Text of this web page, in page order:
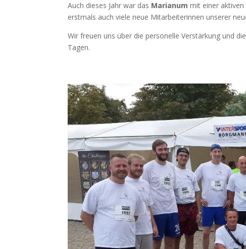
Auch dieses Jahr war das Marianum mit einer
erstmals auch viele neue Mitarbeiterinnen unserer
Wir freuen uns über die personelle Verstärkung und
Tagen.